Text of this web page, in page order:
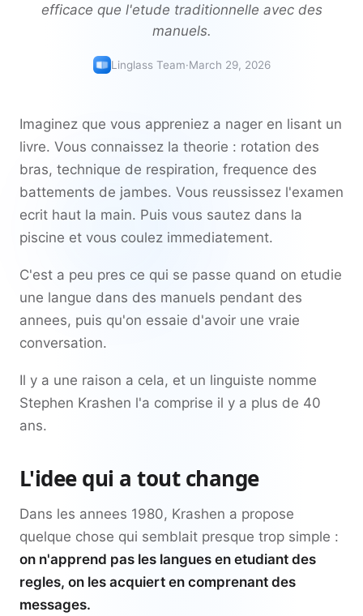
efficace que l'etude traditionnelle avec des
manuels.
Linglass Team·March 29, 2026
Imaginez que vous appreniez a nager en lisant un
livre. Vous connaissez la theorie : rotation des
bras, technique de respiration, frequence des
battements de jambes. Vous reussissez l'examen
ecrit haut la main. Puis vous sautez dans la
piscine et vous coulez immediatement.
C'est a peu pres ce qui se passe quand on etudie
une langue dans des manuels pendant des
annees, puis qu'on essaie d'avoir une vraie
conversation.
Il y a une raison a cela, et un linguiste nomme
Stephen Krashen l'a comprise il y a plus de 40
ans.
L'idee qui a tout change
Dans les annees 1980, Krashen a propose
quelque chose qui semblait presque trop simple :
on n'apprend pas les langues en etudiant des
regles, on les acquiert en comprenant des
messages.